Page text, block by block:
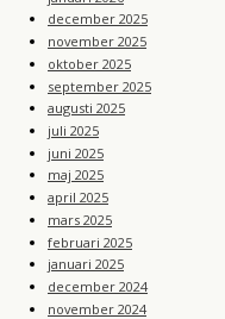
december 2025
november 2025
oktober 2025
september 2025
augusti 2025
juli 2025
juni 2025
maj 2025
april 2025
mars 2025
februari 2025
januari 2025
december 2024
november 2024